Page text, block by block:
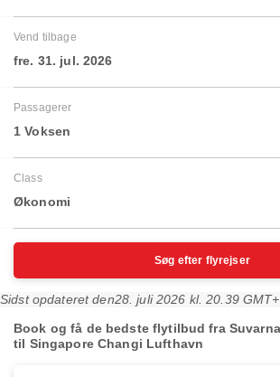
Vend tilbage
fre. 31. jul. 2026
Passagerer
1 Voksen
Class
Økonomi
Søg efter flyrejser
Sidst opdateret den28. juli 2026 kl. 20.39
Book og få de bedste flytilbud fra
til Singapore Changi Lufthavn